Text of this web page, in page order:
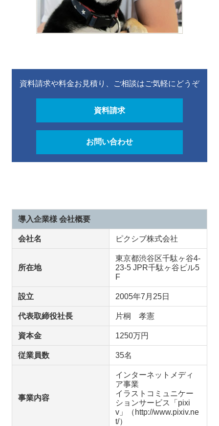
資料請求や料金お見積り、ご相談はご気軽にどうぞ
資料請求
お問い合わせ
導入企業様 会社概要
会社名 ピクシブ株式会社
所在地
東京都渋谷区千駄ヶ谷4-
23-5 JPR千駄ヶ谷ビル5
F
設立 2005年7月25日
代表取締役社長 片桐 孝憲
資本金 1250万円
従業員数 35名
事業内容
インターネットメディ
ア事業
イラストコミュニケー
ションサービス「pixi
v」（http://www.pixiv.ne
t/）